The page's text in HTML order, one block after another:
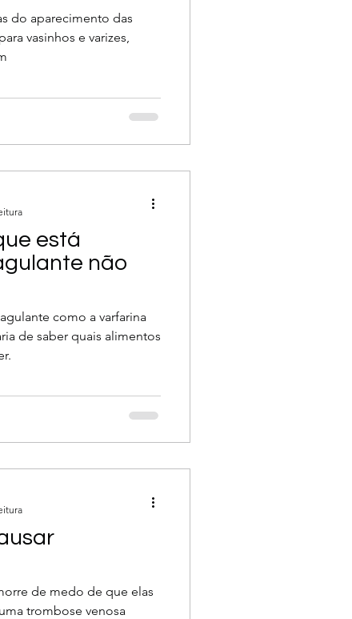
arterial
do aparecimento das
vasinhos e varizes,
está
não
como a varfarina
de saber quais alimentos
de medo de que elas
trombose venosa